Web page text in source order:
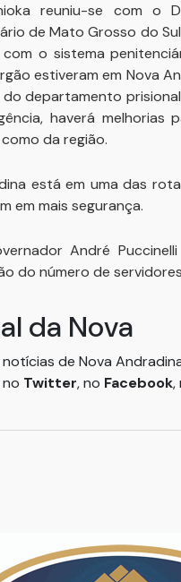
reuniu-se com o
de Mato Grosso do
o sistema
estiveram em Nova
departamento
haverá
da região.
está em uma das
em mais segurança.
André
do número de
da Nova
de Nova
Twitter, no Facebook,